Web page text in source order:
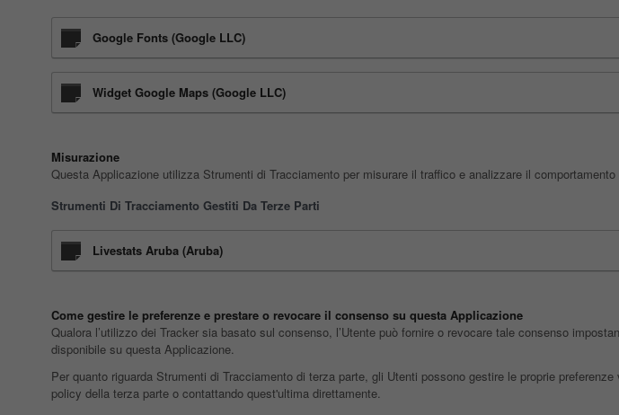
Google Fonts (Google LLC)
Widget Google Maps (Google LLC)
Misurazione
Questa Applicazione utilizza Strumenti di Tracciamento per misurare il traffico e analizzare il
Strumenti Di Tracciamento Gestiti Da Terze Parti
Livestats Aruba (Aruba)
Come gestire le preferenze e prestare o revocare il consenso su questa Applicazione
Qualora l’utilizzo dei Tracker sia basato sul consenso, l’Utente può fornire o revocare tale consenso
disponibile su questa Applicazione.
Per quanto riguarda Strumenti di Tracciamento di terza parte, gli Utenti possono gestire le proprie
policy della terza parte o contattando quest'ultima direttamente.